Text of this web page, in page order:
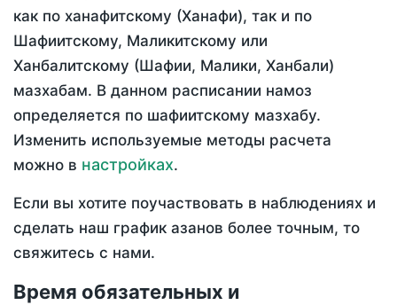
как по ханафитскому (Ханафи), так и по
Шафиитскому, Маликитскому или
Ханбалитскому (Шафии, Малики, Ханбали)
мазхабам. В данном расписании намоз
определяется по шафиитскому мазхабу.
Изменить используемые методы расчета
можно в настройках.
Если вы хотите поучаствовать в наблюдениях и
сделать наш график азанов более точным, то
свяжитесь с нами.
Время обязательных и